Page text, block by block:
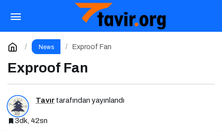
News Exproof Fan
Exproof Fan
Tavır tarafından yayınlandı
3dk, 42sn
Yorum Yap